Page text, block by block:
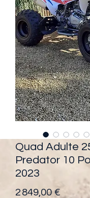
Quad Adulte
Predator 10
2023
2 849,00 €Prix